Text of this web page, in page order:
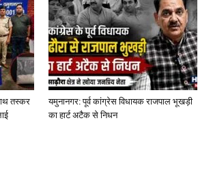
तस्कर
यमुनानगर: पूर्व कांग्रेस विधायक राजपाल भूखड़ी
का हार्ट अटैक से निधन